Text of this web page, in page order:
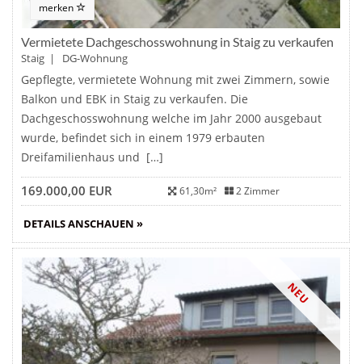
merken
Vermietete Dachgeschosswohnung in Staig zu verkaufen
Staig | DG-Wohnung
Gepflegte, vermietete Wohnung mit zwei Zimmern, sowie
Balkon und EBK in Staig zu verkaufen. Die
Dachgeschosswohnung welche im Jahr 2000 ausgebaut
wurde, befindet sich in einem 1979 erbauten
Dreifamilienhaus und […]
169.000,00 EUR 61,30m² 2 Zimmer
DETAILS ANSCHAUEN »
NEU